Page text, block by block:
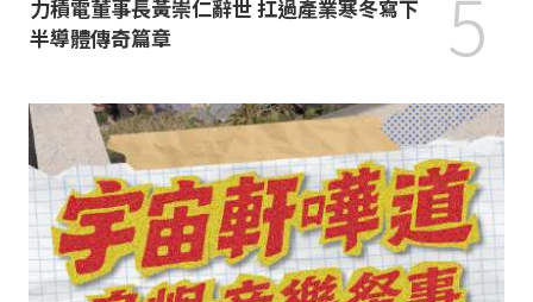
力積電董事長黃崇仁辭世 扛過產業寒冬寫下
半導體傳奇篇章
5